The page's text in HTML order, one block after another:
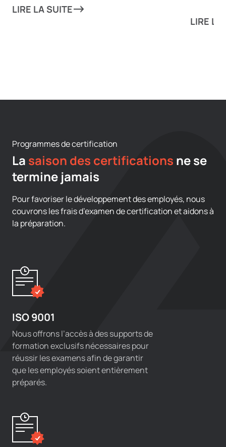
vers de nouveaux sommets !
LIRE LA SUITE
aux
LIRE LA
Programmes de certification
La saison des certifications ne se
termine jamais
Pour favoriser le développement des employés, nous
couvrons les frais d’examen de certification et aidons à
la préparation.
ISO 9001
Nous offrons l’accès à des supports de
formation exclusifs nécessaires pour
réussir les examens afin de garantir
que les employés soient entièrement
préparés.